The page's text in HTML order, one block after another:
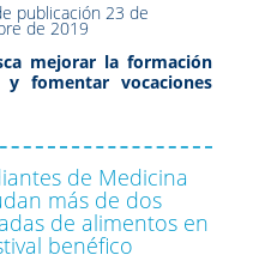
publicación 23 de
de 2019
mejorar la formación
fomentar vocaciones
de Medicina
más de dos
de alimentos en
benéfico